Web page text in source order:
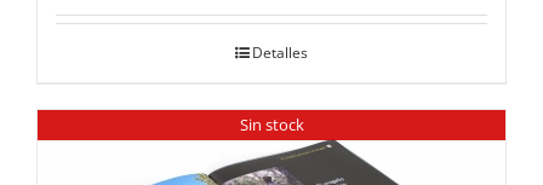
Detalles
Sin stock